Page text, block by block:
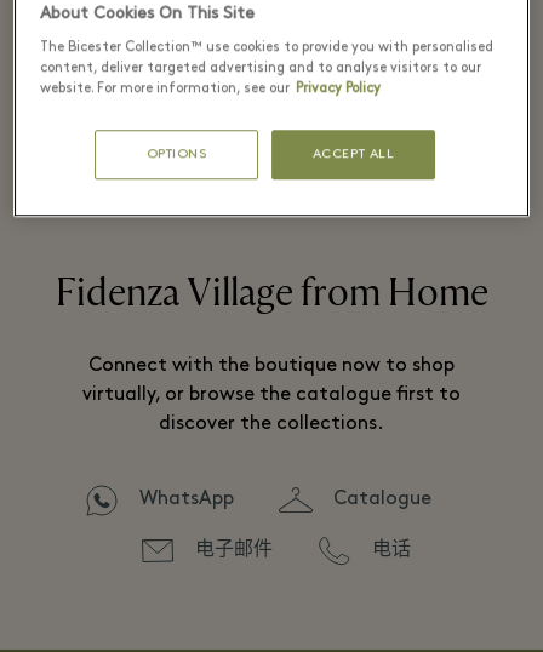
Established in 1976 and originally
inspired by the founder’s love of the sea.
Fidenza Village from Home
Connect with the boutique now to shop
virtually, or browse the catalogue first to
discover the collections.
WhatsApp Catalogue
电子邮件 电话
About Cookies On This Site
The Bicester Collection™ use cookies to provide you with personalised
content, deliver targeted advertising and to analyse visitors to our
website. For more information, see our Privacy Policy
OPTIONS ACCEPT ALL